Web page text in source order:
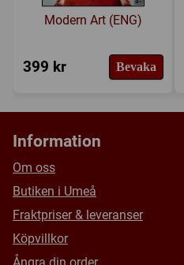
Modern Art (ENG)
399 kr Bevaka
Information
Om oss
Butiken i Umeå
Fraktpriser & leveranser
Köpvillkor
Ångra din order